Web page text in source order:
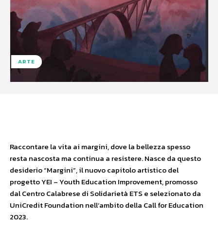
ARTE
Raccontare la vita ai margini, dove la bellezza spesso
resta nascosta ma continua a resistere. Nasce da questo
desiderio “Margini”, il nuovo capitolo artistico del
progetto YEI – Youth Education Improvement, promosso
dal Centro Calabrese di Solidarietà ETS e selezionato da
UniCredit Foundation nell’ambito della Call for Education
2023.